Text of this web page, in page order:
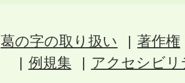
葛の字の取り扱い
著作権
例規集
アクセシビ